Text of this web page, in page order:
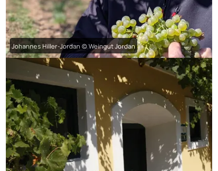
Johannes Hiller-Jordan © Weingut Jordan